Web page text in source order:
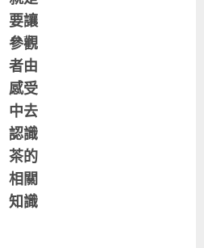
要讓
參觀
者由
感受
中去
認識
茶的
相關
知識